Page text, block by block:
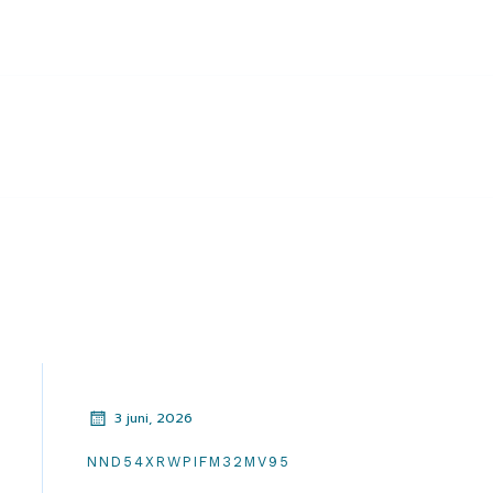
3 juni, 2026
NND54XRWPIFM32MV95